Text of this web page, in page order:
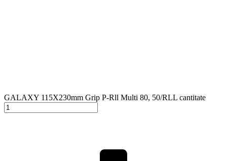
GALAXY 115X230mm Grip P-Rll Multi 80, 50/RLL cantitate